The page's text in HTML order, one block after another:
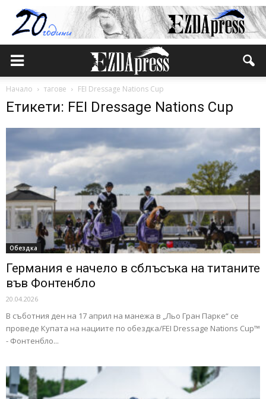
Начало тагове FEI Dressage Nations Cup
Етикети: FEI Dressage Nations Cup
Обездка
Германия е начело в сблъсъка на титаните
във Фонтенбло
20.04.2026
В съботния ден на 17 април на манежа в „Льо Гран Парке“ се
проведе Купата на нациите по обездка/FEI Dressage Nations Cup™
- Фонтенбло...